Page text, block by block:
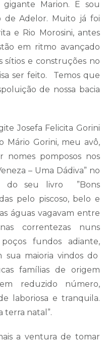
Marion. E sou
de Adelor. Muito já foi
e Rio Morosini, antes
em ritmo avançado
sítios e construções no
ser feito. Temos que
de nossa bacia
Josefa Felicita Gorini
Mário Gorini, meu avô,
nomes pomposos nos
– Uma Dádiva” no
do seu livro ”Bons
pelo piscoso, belo e
águas vagavam entre
correntezas nuns
fundos adiante,
sua maioria vindos do
famílias de origem
reduzido número,
laboriosa e tranquila.
terra natal”.
a ventura de tomar